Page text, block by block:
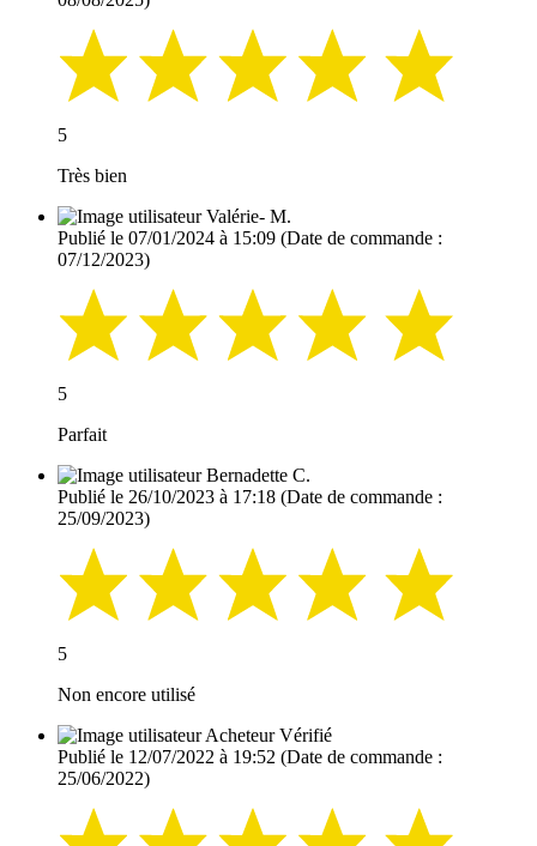
5
Très bien
Valérie- M.
Publié le 07/01/2024 à 15:09 (Date de commande :
07/12/2023)
5
Parfait
Bernadette C.
Publié le 26/10/2023 à 17:18 (Date de commande :
25/09/2023)
5
Non encore utilisé
Acheteur Vérifié
Publié le 12/07/2022 à 19:52 (Date de commande :
25/06/2022)